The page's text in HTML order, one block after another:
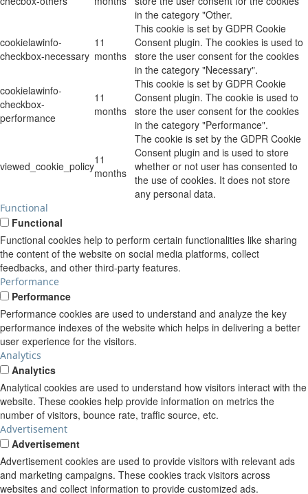
in the category "Other.
cookielawinfo-
checkbox-necessary
11
months
This cookie is set by GDPR Cookie
Consent plugin. The cookies is used to
store the user consent for the cookies
in the category "Necessary".
cookielawinfo-
checkbox-
performance
11
months
This cookie is set by GDPR Cookie
Consent plugin. The cookie is used to
store the user consent for the cookies
in the category "Performance".
viewed_cookie_policy11
months
The cookie is set by the GDPR Cookie
Consent plugin and is used to store
whether or not user has consented to
the use of cookies. It does not store
any personal data.
Functional
Functional
Functional cookies help to perform certain functionalities like sharing
the content of the website on social media platforms, collect
feedbacks, and other third-party features.
Performance
Performance
Performance cookies are used to understand and analyze the key
performance indexes of the website which helps in delivering a better
user experience for the visitors.
Analytics
Analytics
Analytical cookies are used to understand how visitors interact with the
website. These cookies help provide information on metrics the
number of visitors, bounce rate, traffic source, etc.
Advertisement
Advertisement
Advertisement cookies are used to provide visitors with relevant ads
and marketing campaigns. These cookies track visitors across
websites and collect information to provide customized ads.